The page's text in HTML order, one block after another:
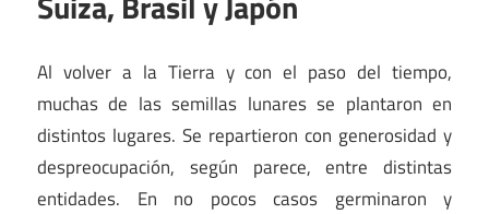
Al volver a la Tierra y con el paso del tiempo,
muchas de las semillas lunares se plantaron en
distintos lugares. Se repartieron con generosidad y
despreocupación, según parece, entre distintas
entidades. En no pocos casos germinaron y